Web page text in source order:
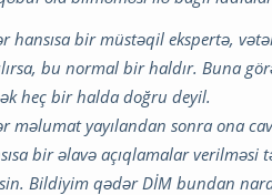
hansısa bir müstəqil ekspertə,
bu normal bir haldır. Buna
heç bir halda doğru deyil.
məlumat yayılandan sonra ona
bir əlavə açıqlamalar
Bildiyim qədər DİM bundan